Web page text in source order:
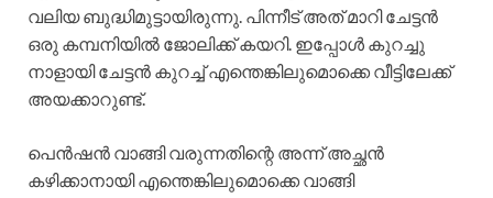
വലിയ ബുദ്ധിമുട്ടായിരുന്നു. പിന്നീട് അത് മാറി ചേട്ടൻ
ഒരു കമ്പനിയിൽ ജോലിക്ക് കയറി. ഇപ്പോൾ കുറച്ചു
നാളായി ചേട്ടൻ കുറച്ച് എന്തെങ്കിലുമൊക്കെ വീട്ടിലേക്ക്
അയക്കാറുണ്ട്.
പെൻഷൻ വാങ്ങി വരുന്നതിന്റെ അന്ന് അച്ഛൻ
കഴിക്കാനായി എന്തെങ്കിലുമൊക്കെ വാങ്ങി